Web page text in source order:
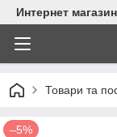
Интернет
Товари та
–5%